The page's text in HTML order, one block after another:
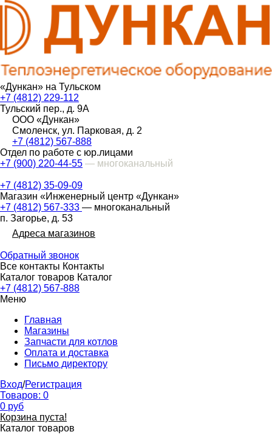
«Дункан» на Тульском
+7 (4812) 229-112
Тульский пер., д. 9А
ООО «Дункан»
Смоленск, ул. Парковая, д. 2
+7 (4812) 567-888
Отдел по работе с юр.лицами
+7 (900) 220-44-55 — многоканальный
+7 (4812) 35-09-09
Магазин «Инженерный центр «Дункан»
+7 (4812) 567-333 — многоканальный
п. Загорье, д. 53
Адреса магазинов
Обратный звонок
Все контакты Контакты
Каталог товаров Каталог
+7 (4812) 567-888
Меню
Главная
Магазины
Запчасти для котлов
Оплата и доставка
Письмо директору
Вход/Регистрация
Товаров: 0
0 руб
Корзина пуста!
Каталог товаров